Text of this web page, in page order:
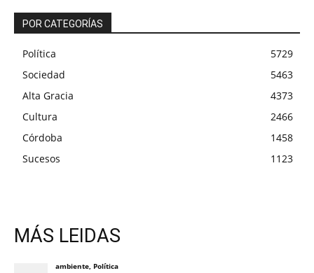
POR CATEGORÍAS
Política
5729
Sociedad
5463
Alta Gracia
4373
Cultura
2466
Córdoba
1458
Sucesos
1123
MÁS LEIDAS